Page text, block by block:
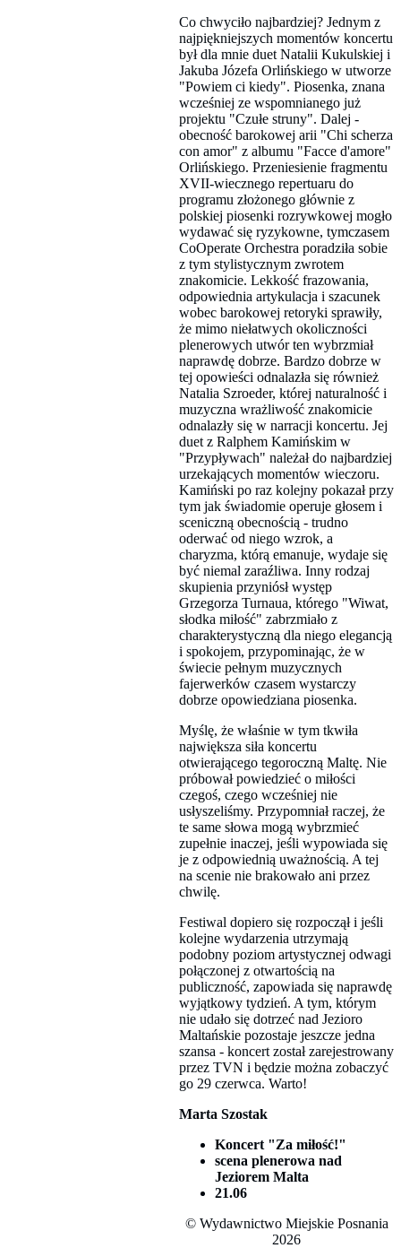
Co chwyciło najbardziej? Jednym z
najpiękniejszych momentów koncertu
był dla mnie duet Natalii Kukulskiej i
Jakuba Józefa Orlińskiego w utworze
"Powiem ci kiedy". Piosenka, znana
wcześniej ze wspomnianego już
projektu "Czułe struny". Dalej -
obecność barokowej arii "Chi scherza
con amor" z albumu "Facce d'amore"
Orlińskiego. Przeniesienie fragmentu
XVII-wiecznego repertuaru do
programu złożonego głównie z
polskiej piosenki rozrywkowej mogło
wydawać się ryzykowne, tymczasem
CoOperate Orchestra poradziła sobie
z tym stylistycznym zwrotem
znakomicie. Lekkość frazowania,
odpowiednia artykulacja i szacunek
wobec barokowej retoryki sprawiły,
że mimo niełatwych okoliczności
plenerowych utwór ten wybrzmiał
naprawdę dobrze. Bardzo dobrze w
tej opowieści odnalazła się również
Natalia Szroeder, której naturalność i
muzyczna wrażliwość znakomicie
odnalazły się w narracji koncertu. Jej
duet z Ralphem Kamińskim w
"Przypływach" należał do najbardziej
urzekających momentów wieczoru.
Kamiński po raz kolejny pokazał przy
tym jak świadomie operuje głosem i
sceniczną obecnością - trudno
oderwać od niego wzrok, a
charyzma, którą emanuje, wydaje się
być niemal zaraźliwa. Inny rodzaj
skupienia przyniósł występ
Grzegorza Turnaua, którego "Wiwat,
słodka miłość" zabrzmiało z
charakterystyczną dla niego elegancją
i spokojem, przypominając, że w
świecie pełnym muzycznych
fajerwerków czasem wystarczy
dobrze opowiedziana piosenka.
Myślę, że właśnie w tym tkwiła
największa siła koncertu
otwierającego tegoroczną Maltę. Nie
próbował powiedzieć o miłości
czegoś, czego wcześniej nie
usłyszeliśmy. Przypomniał raczej, że
te same słowa mogą wybrzmieć
zupełnie inaczej, jeśli wypowiada się
je z odpowiednią uważnością. A tej
na scenie nie brakowało ani przez
chwilę.
Festiwal dopiero się rozpoczął i jeśli
kolejne wydarzenia utrzymają
podobny poziom artystycznej odwagi
połączonej z otwartością na
publiczność, zapowiada się naprawdę
wyjątkowy tydzień. A tym, którym
nie udało się dotrzeć nad Jezioro
Maltańskie pozostaje jeszcze jedna
szansa - koncert został zarejestrowany
przez TVN i będzie można zobaczyć
go 29 czerwca. Warto!
Marta Szostak
Koncert "Za miłość!"
scena plenerowa nad
Jeziorem Malta
21.06
© Wydawnictwo Miejskie Posnania
2026